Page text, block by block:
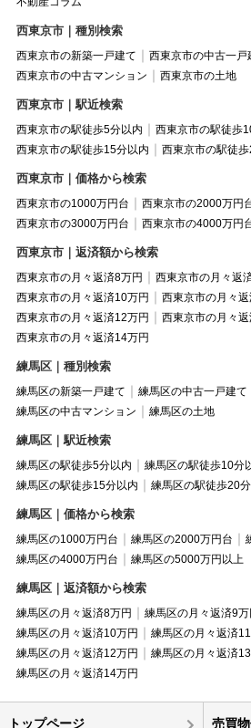
西東京市｜種別検索
西東京市の新築一戸建て
西東京市の中古一戸
西東京市の中古マンション
西東京市の土地
西東京市｜駅近検索
西東京市の駅徒歩5分以内
西東京市の駅徒歩
西東京市の駅徒歩15分以内
西東京市の駅徒
西東京市｜価格から検索
西東京市の1000万円台
西東京市の2000万円
西東京市の3000万円台
西東京市の4000万円
西東京市｜返済額から検索
西東京市の月々返済8万円
西東京市の月々返
西東京市の月々返済10万円
西東京市の月々
西東京市の月々返済12万円
西東京市の月々
西東京市の月々返済14万円
練馬区｜種別検索
練馬区の新築一戸建て
練馬区の中古一戸建て
練馬区の中古マンション
練馬区の土地
練馬区｜駅近検索
練馬区の駅徒歩5分以内
練馬区の駅徒歩10分
練馬区の駅徒歩15分以内
練馬区の駅徒歩20
練馬区｜価格から検索
練馬区の1000万円台 練馬区の2000万円台
練馬区の4000万円台
練馬区の5000万円以上
練馬区｜返済額から検索
練馬区の月々返済8万円
練馬区の月々返済9万
練馬区の月々返済10万円
練馬区の月々返済
練馬区の月々返済12万円
練馬区の月々返済
練馬区の月々返済14万円
トップページ 売買